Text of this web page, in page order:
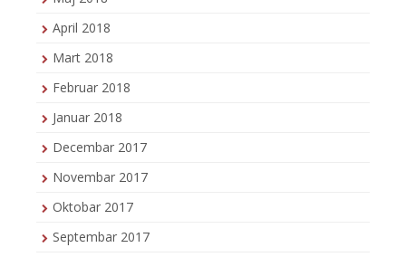
April 2018
Mart 2018
Februar 2018
Januar 2018
Decembar 2017
Novembar 2017
Oktobar 2017
Septembar 2017